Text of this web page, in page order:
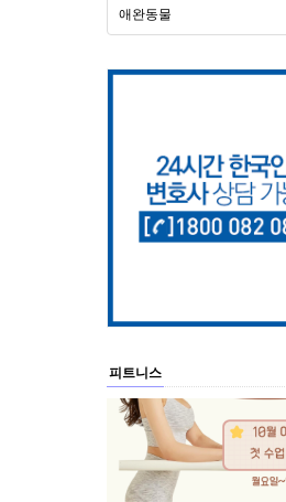
애완동물
피트니스